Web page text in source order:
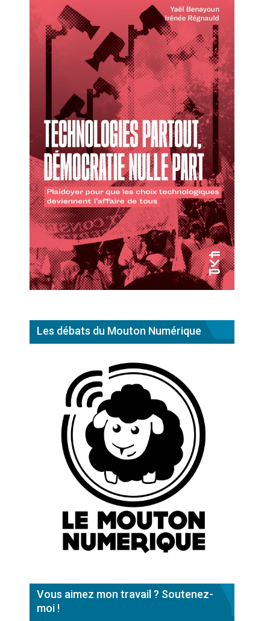
Les débats du Mouton Numérique
Vous aimez mon travail ? Soutenez-
moi !